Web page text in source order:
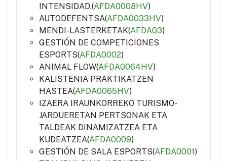
INTENSIDAD.(AFDA0008HV)
AUTODEFENTSA(AFDA0033HV)
MENDI-LASTERKETAK(AFDA03)
GESTIÓN DE COMPETICIONES
ESPORTS(AFDA0002)
ANIMAL FLOW(AFDA0064HV)
KALISTENIA PRAKTIKATZEN
HASTEA(AFDA0065HV)
IZAERA IRAUNKORREKO TURISMO-
JARDUERETAN PERTSONAK ETA
TALDEAK DINAMIZATZEA ETA
KUDEATZEA(AFDA0009)
GESTIÓN DE SALA ESPORTS(AFDA0001)